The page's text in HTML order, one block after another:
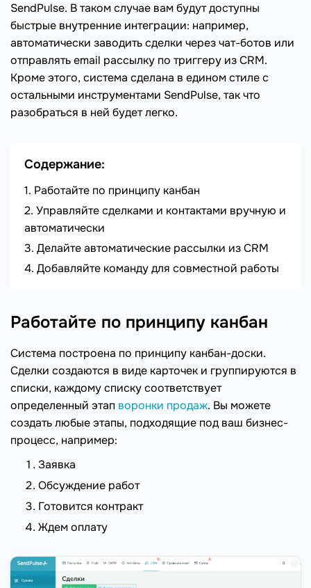
SendPulse. В таком случае вам будут доступны
быстрые внутренние интеграции: например,
автоматически заводить сделки через чат-ботов или
отправлять email рассылку по триггеру из CRM.
Кроме этого, система сделана в едином стиле с
остальными инструментами SendPulse, так что
разобраться в ней будет легко.
Содержание:
Работайте по принципу канбан
Управляйте сделками и контактами вручную и
автоматически
Делайте автоматические рассылки из CRM
Добавляйте команду для совместной работы
Работайте по принципу канбан
Система построена по принципу канбан-доски.
Сделки создаются в виде карточек и группируются в
списки, каждому списку соответствует
определенный этап воронки продаж. Вы можете
создать любые этапы, подходящие под ваш бизнес-
процесс, например:
Заявка
Обсуждение работ
Готовится контракт
Ждем оплату